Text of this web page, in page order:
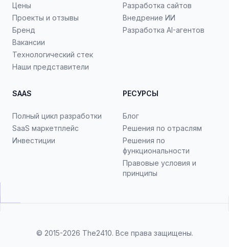
Цены
Проекты и отзывы
Бренд
Вакансии
Технологический стек
Наши представители
Разработка сайтов
Внедрение ИИ
Разработка AI-агентов
SAAS
Полный цикл разработки
SaaS маркетплейс
Инвестиции
РЕСУРСЫ
Блог
Решения по отраслям
Решения по
функциональности
Правовые условия и
принципы
© 2015-2026 The2410. Все права защищены.